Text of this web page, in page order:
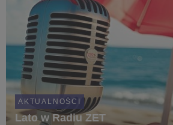
AKTUALNOŚCI
Lato w Radiu ZET